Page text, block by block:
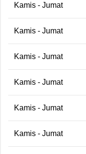
Kamis - Jumat
Kamis - Jumat
Kamis - Jumat
Kamis - Jumat
Kamis - Jumat
Kamis - Jumat